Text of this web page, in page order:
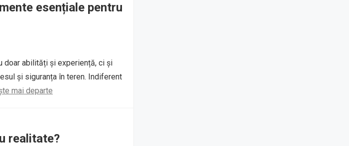
esențiale pentru
doar abilități și experiență, ci și
și siguranța în teren. Indiferent
mai departe
realitate?